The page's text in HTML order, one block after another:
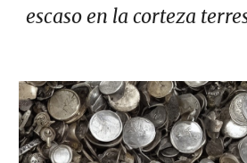
escaso en la corteza